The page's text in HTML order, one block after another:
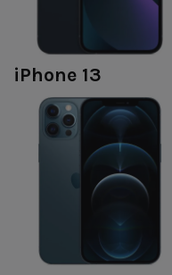
iPhone 13